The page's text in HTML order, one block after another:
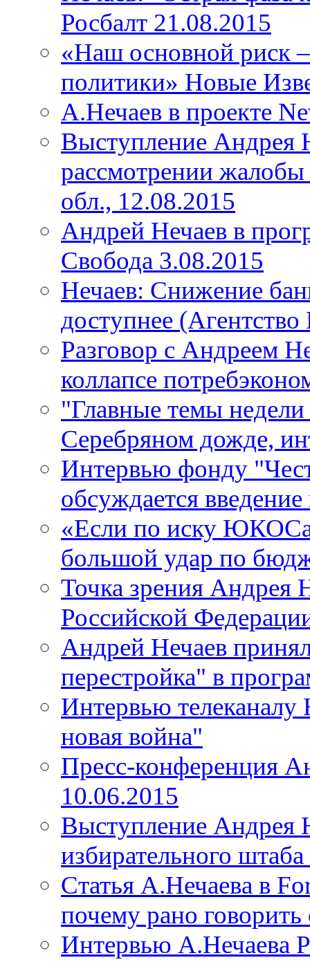
Росбалт 21.08.2015
«Наш основной риск –
политики» Новые
А.Нечаев в проекте
Выступление Андрея
рассмотрении
обл., 12.08.2015
Андрей Нечаев в
Свобода 3.08.2015
Нечаев: Снижение
доступнее
Разговор с Андреем
коллапсе
"Главные темы
Серебряном дожде,
Интервью фонду
обсуждается
«Если по иску ЮКОСа
большой удар по
Точка зрения Андрея
Российской
Андрей Нечаев
перестройка" в
Интервью
новая война"
Пресс-конференция
10.06.2015
Выступление Андрея
избирательного
Статья А.Нечаева в
почему рано
Интервью А.Нечаева